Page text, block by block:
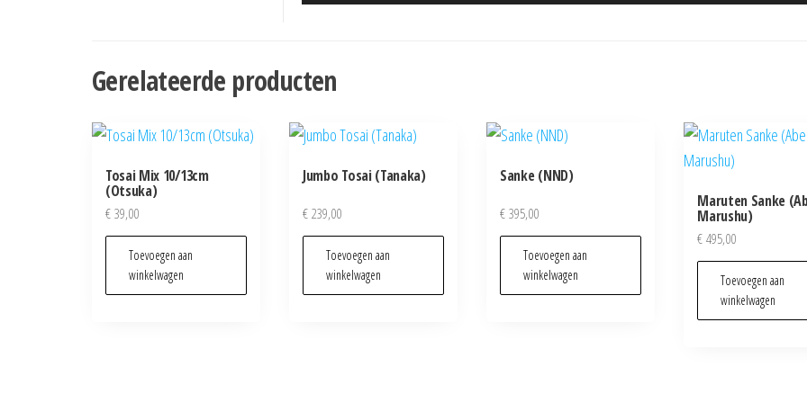
Gerelateerde producten
Tosai Mix 10/13cm
(Otsuka)
€39,00
Toevoegen aan
winkelwagen
Jumbo Tosai (Tanaka)
€239,00
Toevoegen aan
winkelwagen
Sanke (NND)
€395,00
Toevoegen aan
winkelwagen
Maruten Sanke
Marushu)
€495,00
Toevoegen aan
winkelwagen